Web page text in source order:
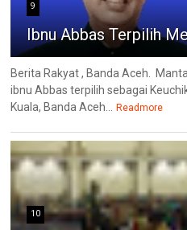
9
Ibnu Abbas Terpilih
Berita Rakyat , Banda Aceh.
ibnu Abbas terpilih sebagai
Kuala, Banda Aceh...
Readmore
10